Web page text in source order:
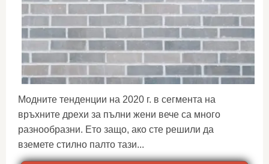
Модните тенденции на 2020 г. в сегмента на
връхните дрехи за пълни жени вече са много
разнообразни. Ето защо, ако сте решили да
вземете стилно палто тази...